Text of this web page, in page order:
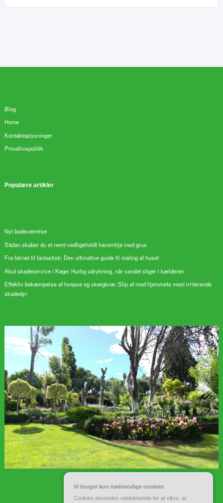
Blog
Home
Kontaktoplysninger
Privatlivspolitik
Populære artikler
Nyt badeværelse
Sådan skaber du et nemt vedligeholdt havemiljø med grus
Fra falmet til fantastisk: Den ultimative guide til maling af huset
Akut skadeservice i Køge: Hurtig udrykning, når vandet stiger i kælderen
Effektiv bekæmpelse af hvepse og skægkræ: Slip af med hjemmets mest irriterende
skadedyr
Vi bruger kun nødvendige cookies
Cookies anvendes udelukkende for at sikre, at